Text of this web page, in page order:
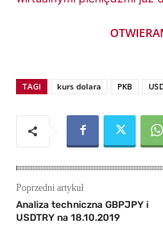
TAGI kurs dolara PKB
Poprzedni artykuł
Analiza techniczna GBPJPY i
USDTRY na 18.10.2019